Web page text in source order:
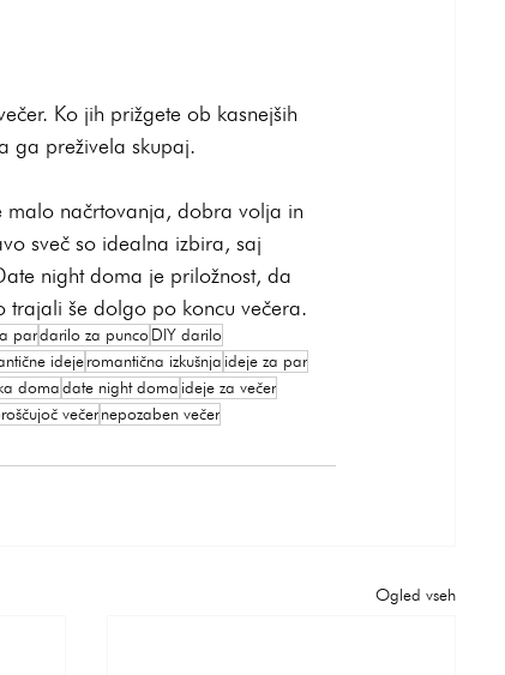
Ko jih prižgete ob kasnejših
ga preživela skupaj.
malo načrtovanja, dobra volja in
sveč so idealna izbira, saj
night doma je priložnost, da
trajali še dolgo po koncu večera.
pardarilo za puncoDIY darilo
idejeromantična izkušnja ideje za par
domadate night doma ideje za večer
večernepozaben večer
Ogled vseh